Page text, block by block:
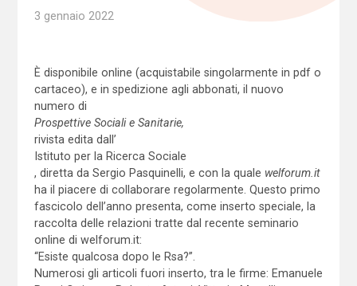
3 gennaio 2022
È disponibile online (acquistabile singolarmente in pdf o
cartaceo), e in spedizione agli abbonati, il nuovo
numero di
Prospettive Sociali e Sanitarie,
rivista edita dall’
Istituto per la Ricerca Sociale
, diretta da Sergio Pasquinelli, e con la quale welforum.it
ha il piacere di collaborare regolarmente. Questo primo
fascicolo dell’anno presenta, come inserto speciale, la
raccolta delle relazioni tratte dal recente seminario
online di welforum.it:
“Esiste qualcosa dopo le Rsa?”.
Numerosi gli articoli fuori inserto, tra le firme: Emanuele